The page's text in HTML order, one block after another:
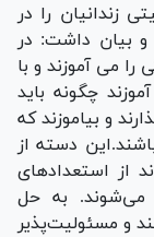
زندانیان را در
و بیان داشت: در
را می آموزند و با
چگونه باید
و بیاموزند که
دسته از
از استعدادهای
می‌شوند. به حل
و مسئولیت‌پذیر